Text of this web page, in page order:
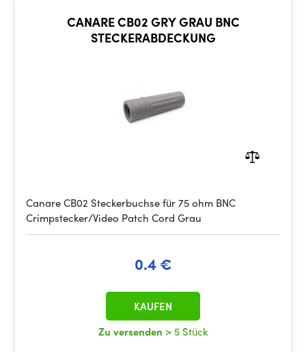
CANARE CB02 GRY GRAU BNC
STECKERABDECKUNG
Canare CB02 Steckerbuchse für 75 ohm BNC
Crimpstecker/Video Patch Cord Grau
0.4 €
Zu versenden > 5 Stück
KAUFEN